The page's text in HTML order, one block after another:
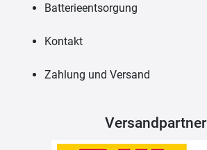
Batterieentsorgung
Kontakt
Zahlung und Versand
Versandpartner